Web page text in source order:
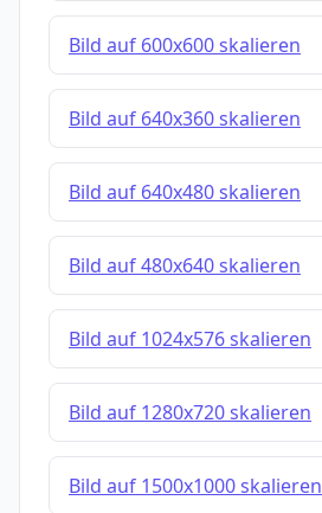
Bild auf 600x600 skalieren
Bild auf 640x360 skalieren
Bild auf 640x480 skalieren
Bild auf 480x640 skalieren
Bild auf 1024x576 skalieren
Bild auf 1280x720 skalieren
Bild auf 1500x1000 skalieren